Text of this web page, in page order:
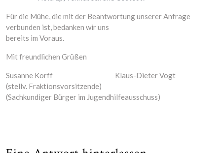
Für die Mühe, die mit der Beantwortung unserer Anfrage
verbunden ist, bedanken wir uns
bereits im Voraus.
Mit freundlichen Grüßen
Susanne Korff Klaus-Dieter Vogt
(stellv. Fraktionsvorsitzende)
(Sachkundiger Bürger im Jugendhilfeausschuss)